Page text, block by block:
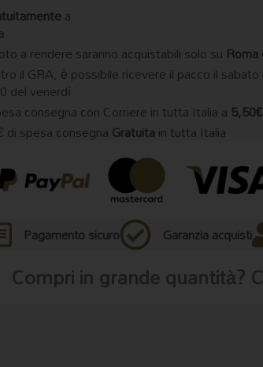
a
a rendere saranno acquistabili solo su
il GRA, è possibile ricevere il pacco il
del venerdì
consegna con Corriere in tutta Italia a 5,50€
spesa consegnaGratuitain tutta Italia
Pagamento sicuro Garanzia acquisti
Compri in grande quantità?